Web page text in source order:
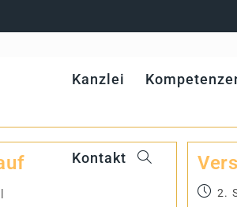
Kanz­lei
Kon­takt
2.